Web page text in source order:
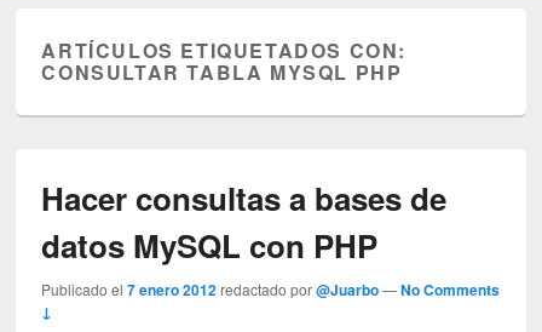
ARTÍCULOS ETIQUETADOS CON:
CONSULTAR TABLA MYSQL PHP
Hacer consultas a bases de
datos MySQL con PHP
Publicado el7 enero 2012 redactado por@Juarbo —No Comments
↓